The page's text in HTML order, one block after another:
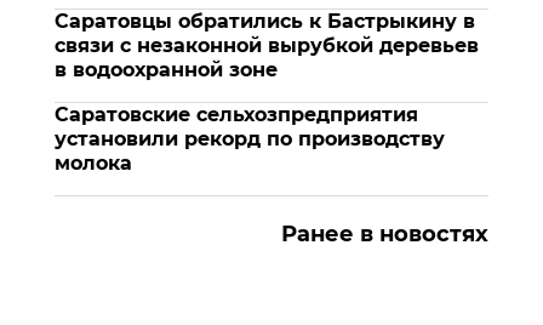
Саратовцы обратились к Бастрыкину в
связи с незаконной вырубкой деревьев
в водоохранной зоне
Саратовские сельхозпредприятия
установили рекорд по производству
молока
Ранее в новостях